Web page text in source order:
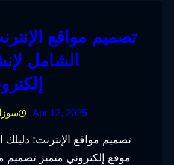
تصميم مواقع
الشامل
Apr 12, 2025
تصميم مواقع الإنترنت: دليلك
موقع إلكتروني متميز تصميم